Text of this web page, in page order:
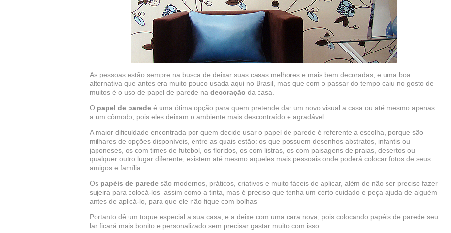
As pessoas estão sempre na busca de deixar suas casas melhores e mais bem decoradas, e uma boa
alternativa que antes era muito pouco usada aqui no Brasil, mas que com o passar do tempo caiu no gosto de
muitos é o uso de papel de parede na decoração da casa.
O papel de parede é uma ótima opção para quem pretende dar um novo visual a casa ou até mesmo apenas
a um cômodo, pois eles deixam o ambiente mais descontraído e agradável.
A maior dificuldade encontrada por quem decide usar o papel de parede é referente a escolha, porque são
milhares de opções disponíveis, entre as quais estão: os que possuem desenhos abstratos, infantis ou
japoneses, os com times de futebol, os floridos, os com listras, os com paisagens de praias, desertos ou
qualquer outro lugar diferente, existem até mesmo aqueles mais pessoais onde poderá colocar fotos de seus
amigos e família.
Os papéis de parede são modernos, práticos, criativos e muito fáceis de aplicar, além de não ser preciso fazer
sujeira para colocá-los, assim como a tinta, mas é preciso que tenha um certo cuidado e peça ajuda de alguém
antes de aplicá-lo, para que ele não fique com bolhas.
Portanto dê um toque especial a sua casa, e a deixe com uma cara nova, pois colocando papéis de parede seu
lar ficará mais bonito e personalizado sem precisar gastar muito com isso.